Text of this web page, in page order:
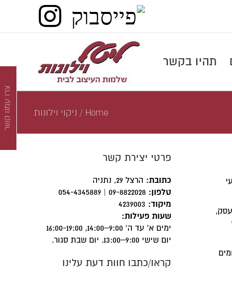
פייסבוק
תהיו בקשר
Home
/ ניקוי וילונות
פרטי יצירת קשר
כתובת: הרצל 29, נתניה‭
טלפון: 09-8822028 | 054-4345889
מיקוד:
שעות פעילות:
ימים א' עד ה' 9:00–14:00, 16:00-19:00
יום שישי 9:00–13:00. יום שבת סגור.
קראו/כתבו חוות דעת עלינו
צרו עמנו קשר